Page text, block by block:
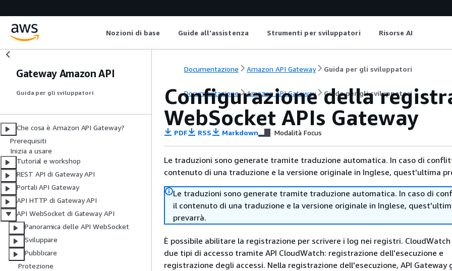
Nozioni di base Guide all'assistenza Strumenti per sviluppatori Risorse AI
Gateway Amazon API
Guida per gli sviluppatori
Che cosa è Amazon API Gateway?
Prerequisiti
Inizia a usare
Tutorial e workshop
REST API di Gateway API
Portali API Gateway
API HTTP di Gateway API
API WebSocket di Gateway API
Panoramica delle API WebSocket
Sviluppare
Pubblicare
Protezione
Documentazione Amazon API Gateway Guida per gli sviluppatori
Documentazione Amazon API Gateway Guida per gli sviluppatori
Configurazione della
WebSocket APIs Gateway
PDF RSS Markdown Modalità Focus
Le traduzioni sono generate tramite traduzione automatica. In caso di
contenuto di una traduzione e la versione originale in Inglese, quest'ultima
Le traduzioni sono generate tramite traduzione automatica. In caso di
il contenuto di una traduzione e la versione originale in Inglese,
prevarrà.
È possibile abilitare la registrazione per scrivere i log nei registri.
due tipi di accesso tramite API CloudWatch: registrazione dell'esecuzione e
registrazione degli accessi. Nella registrazione dell'esecuzione, API Gateway